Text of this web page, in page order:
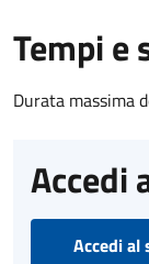
Tempi e
Durata massima
Accedi
Accedi al